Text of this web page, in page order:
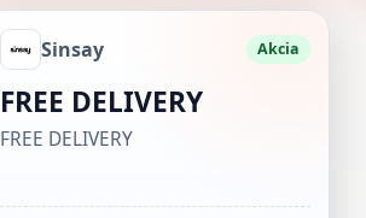
Sinsay Akcia
FREE DELIVERY
FREE DELIVERY